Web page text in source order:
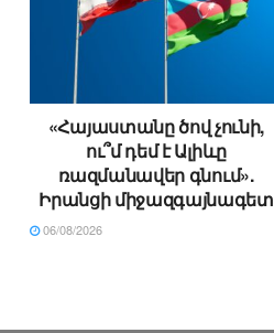
«Հայաստանը ծով չունի,
ու՞մ դեմ է Ալիևը
ռազմանավեր գնում».
Իրանցի միջազգայնագետ
06/08/2026